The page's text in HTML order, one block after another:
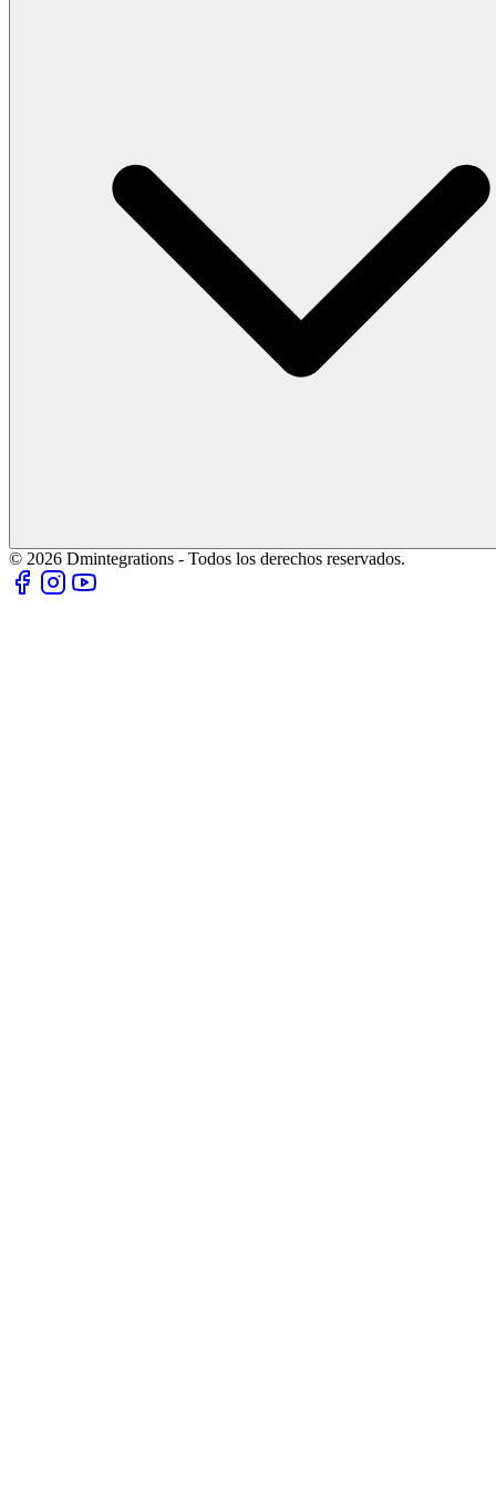
© 2026 Dmintegrations - Todos los derechos reservados.